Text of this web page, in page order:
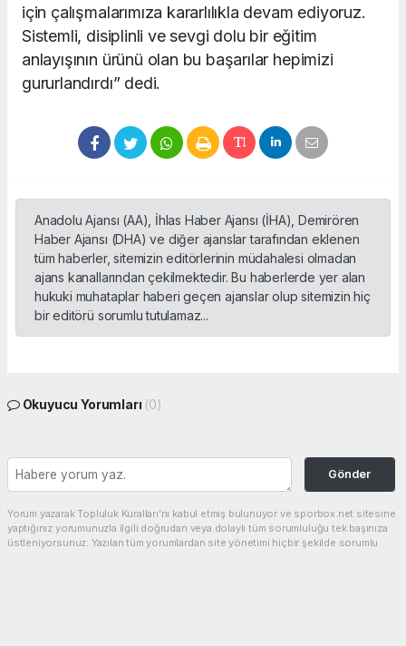
için çalışmalarımıza kararlılıkla devam ediyoruz.
Sistemli, disiplinli ve sevgi dolu bir eğitim
anlayışının ürünü olan bu başarılar hepimizi
gururlandırdı” dedi.
Anadolu Ajansı (AA), İhlas Haber Ajansı (İHA), Demirören
Haber Ajansı (DHA) ve diğer ajanslar tarafından eklenen
tüm haberler, sitemizin editörlerinin müdahalesi olmadan
ajans kanallarından çekilmektedir. Bu haberlerde yer alan
hukuki muhataplar haberi geçen ajanslar olup sitemizin hiç
bir editörü sorumlu tutulamaz...
Okuyucu Yorumları (0)
Gönder
Yorum yazarak Topluluk Kuralları’nı kabul etmiş bulunuyor ve sporbox.net sitesine
yaptığınız yorumunuzla ilgili doğrudan veya dolaylı tüm sorumluluğu tek başınıza
üstleniyorsunuz. Yazılan tüm yorumlardan site yönetimi hiçbir şekilde sorumlu